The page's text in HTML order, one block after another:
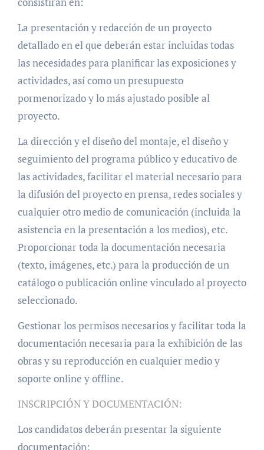
La presentación y redacción de un proyecto
detallado en el que deberán estar incluidas todas
las necesidades para planificar las exposiciones y
actividades, así como un presupuesto
pormenorizado y lo más ajustado posible al
proyecto.
La dirección y el diseño del montaje, el diseño y
seguimiento del programa público y educativo de
las actividades, facilitar el material necesario para
la difusión del proyecto en prensa, redes sociales y
cualquier otro medio de comunicación (incluida la
asistencia en la presentación a los medios), etc.
Proporcionar toda la documentación necesaria
(texto, imágenes, etc.) para la producción de un
catálogo o publicación online vinculado al proyecto
seleccionado.
Gestionar los permisos necesarios y facilitar toda la
documentación necesaria para la exhibición de las
obras y su reproducción en cualquier medio y
soporte online y offline.
INSCRIPCIÓN Y DOCUMENTACIÓN:
Los candidatos deberán presentar la siguiente
documentación: